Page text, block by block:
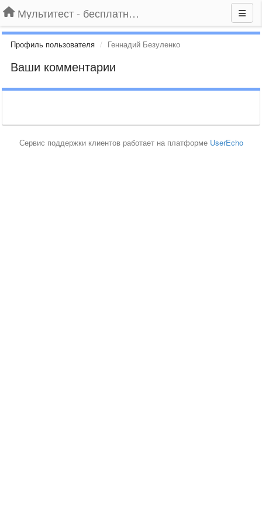
Мультитест - бесплатный подбор провайдера по адресу
Профиль пользователя Геннадий Безуленко
Ваши комментарии
Сервис поддержки клиентов работает на платформе UserEcho